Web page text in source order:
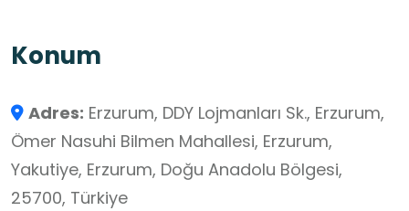
Konum
Adres: Erzurum, DDY Lojmanları Sk., Erzurum,
Ömer Nasuhi Bilmen Mahallesi, Erzurum,
Yakutiye, Erzurum, Doğu Anadolu Bölgesi,
25700, Türkiye